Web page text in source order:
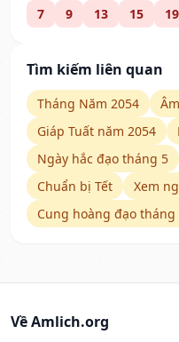
7 9 13 15 19
Tìm kiếm liên quan
Tháng Năm 2054
Giáp Tuất năm 2054
Ngày hắc đạo tháng 5
Chuẩn bị Tết
Xem
Cung hoàng đạo tháng
Về Amlich.org